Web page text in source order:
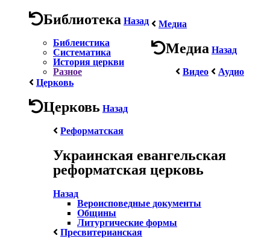
Библиотека Назад
Библеистика
Систематика
История церкви
Разное
Медиа
Медиа Назад
Видео
Аудио
Церковь
Церковь Назад
Реформатская
Украинская евангельская
реформатская церковь
Назад
Вероисповедные документы
Общины
Литургические формы
Пресвитерианская